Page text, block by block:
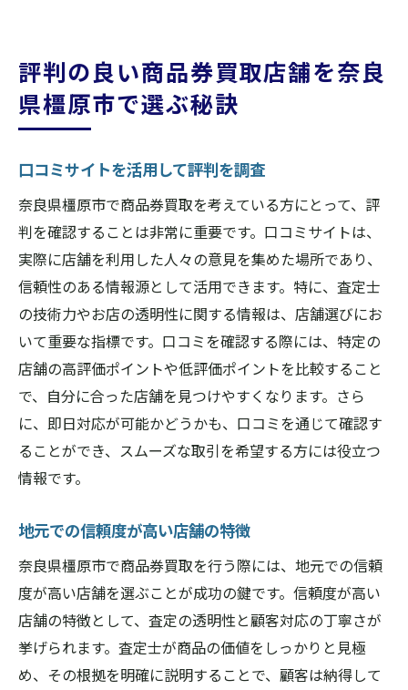
評判の良い商品券買取店舗を奈良
県橿原市で選ぶ秘訣
口コミサイトを活用して評判を調査
奈良県橿原市で商品券買取を考えている方にとって、評
判を確認することは非常に重要です。口コミサイトは、
実際に店舗を利用した人々の意見を集めた場所であり、
信頼性のある情報源として活用できます。特に、査定士
の技術力やお店の透明性に関する情報は、店舗選びにお
いて重要な指標です。口コミを確認する際には、特定の
店舗の高評価ポイントや低評価ポイントを比較すること
で、自分に合った店舗を見つけやすくなります。さら
に、即日対応が可能かどうかも、口コミを通じて確認す
ることができ、スムーズな取引を希望する方には役立つ
情報です。
地元での信頼度が高い店舗の特徴
奈良県橿原市で商品券買取を行う際には、地元での信頼
度が高い店舗を選ぶことが成功の鍵です。信頼度が高い
店舗の特徴として、査定の透明性と顧客対応の丁寧さが
挙げられます。査定士が商品の価値をしっかりと見極
め、その根拠を明確に説明することで、顧客は納得して